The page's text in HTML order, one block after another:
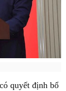
quyết định bổ